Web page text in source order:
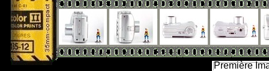
Première